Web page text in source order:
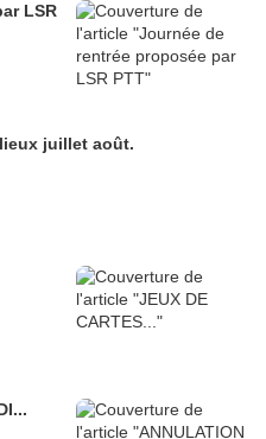
LSR
Marche nordique ! Horaires et lieux juillet août.